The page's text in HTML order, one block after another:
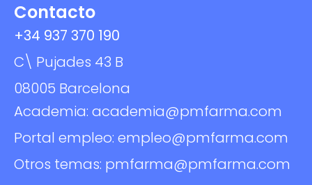
Contacto
+34 937 370 190
C\ Pujades 43 B
08005 Barcelona
Academia: academia@pmfarma.com
Portal empleo: empleo@pmfarma.com
Otros temas: pmfarma@pmfarma.com